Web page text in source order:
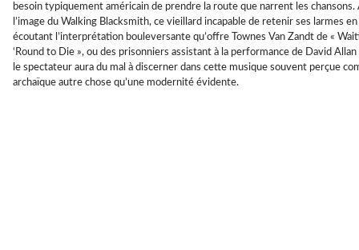
besoin typiquement américain de prendre la route que narrent les chansons.
l’image du Walking Blacksmith, ce vieillard incapable de retenir ses larmes en
écoutant l’interprétation bouleversante qu’offre Townes Van Zandt de «
‘Round to Die », ou des prisonniers assistant à la performance de David Allan
le spectateur aura du mal à discerner dans cette musique souvent perçue
archaïque autre chose qu’une modernité évidente.